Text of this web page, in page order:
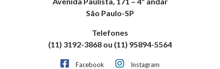
São Paulo-SP
Telefones
(11) 3192-3868 ou (11) 95894-5564
Facebook
Instagram